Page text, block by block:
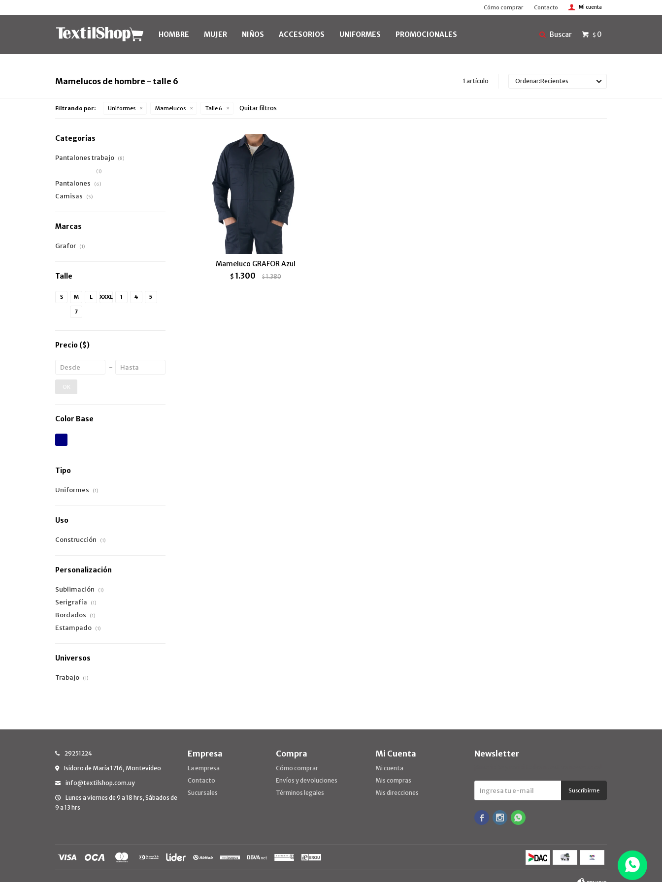
HOMBRE MUJER NIÑOS ACCESORIOS UNIFORMES PROMOCIONALES $ 0
Cómo comprar Contacto
Mamelucos de hombre - talle 6 1 artículo Recientes
Filtrando por: Uniformes Mamelucos Talle 6 Quitar filtros
Mameluco GRAFOR Azul
$ 1.300 $1.380
Categorías
Pantalones trabajo (8)
(1)
Pantalones (6)
Camisas (5)
Marcas
Grafor (1)
Talle
S M L XXXL 1 4 5
7
Precio ($)
OK
Color Base
Tipo
Uniformes (1)
Uso
Construcción (1)
Personalización
Sublimación (1)
Serigrafía (1)
Bordados (1)
Estampado (1)
Universos
Trabajo (1)
29251224
Isidoro de María 1716, Montevideo
info@textilshop.com.uy
Lunes a viernes de 9 a 18 hrs, Sábados de
9 a 13 hrs
Empresa
La empresa
Contacto
Sucursales
Compra
Cómo comprar
Envíos y devoluciones
Términos legales
Mi Cuenta
Mi cuenta
Mis compras
Mis direcciones
Newsletter
Suscribirme
  